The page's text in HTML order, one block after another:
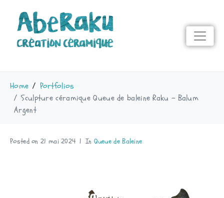
Home
Portfolios
Sculpture céramique Queue de baleine Raku - Balum
Argent
Posted on 21 mai 2024 In Queue de Baleine